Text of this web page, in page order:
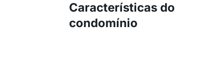
Características do
condomínio